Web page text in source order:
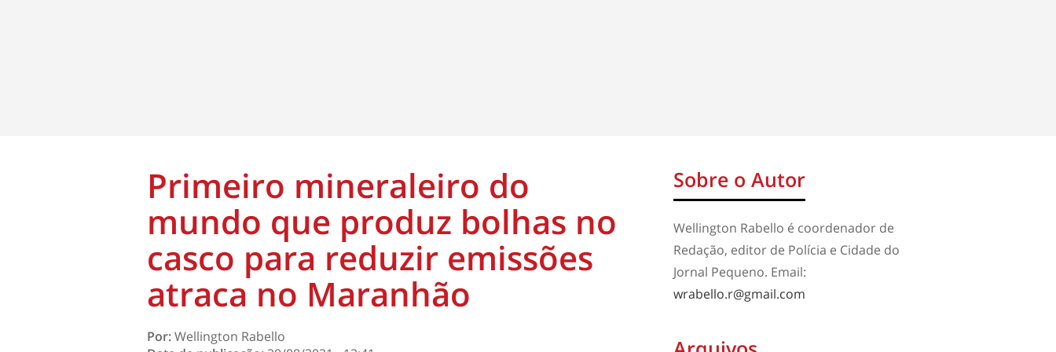
Primeiro mineraleiro do
mundo que produz bolhas no
casco para reduzir emissões
atraca no Maranhão
Por:Wellington Rabello
Sobre o Autor
Wellington Rabello é coordenador de
Redação, editor de Polícia e Cidade do
Jornal Pequeno. Email:
wrabello.r@gmail.com